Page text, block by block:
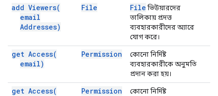
add Viewers(
email
Addresses)
File File ভিউয়ারদের
তালিকায় প্রদত্ত
ব্যবহারকারীদের অ্যারে
যোগ করে।
get Access(
email)
Permission
কোনো নির্দিষ্ট
ব্যবহারকারীকে অনুমতি
প্রদান করা হয়।
get Access(
Permission
কোনো নির্দিষ্ট